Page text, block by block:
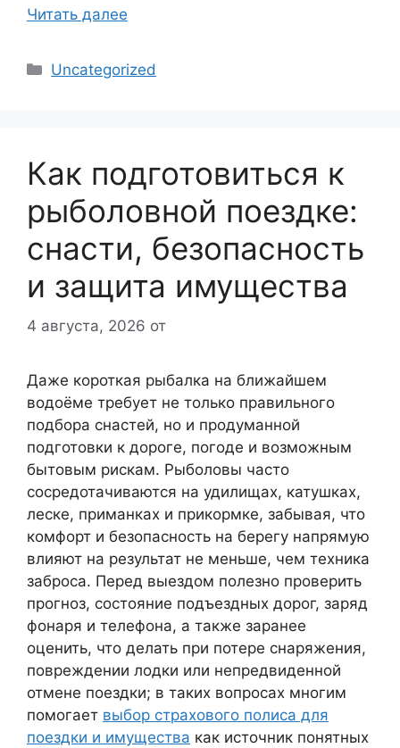
Читать далее
Рубрики
Uncategorized
Как подготовиться к
рыболовной поездке:
снасти, безопасность
и защита имущества
4 августа, 2026 от
Даже короткая рыбалка на ближайшем
водоёме требует не только правильного
подбора снастей, но и продуманной
подготовки к дороге, погоде и возможным
бытовым рискам. Рыболовы часто
сосредотачиваются на удилищах, катушках,
леске, приманках и прикормке, забывая, что
комфорт и безопасность на берегу напрямую
влияют на результат не меньше, чем техника
заброса. Перед выездом полезно проверить
прогноз, состояние подъездных дорог, заряд
фонаря и телефона, а также заранее
оценить, что делать при потере снаряжения,
повреждении лодки или непредвиденной
отмене поездки; в таких вопросах многим
помогает выбор страхового полиса для
поездки и имущества как источник понятных